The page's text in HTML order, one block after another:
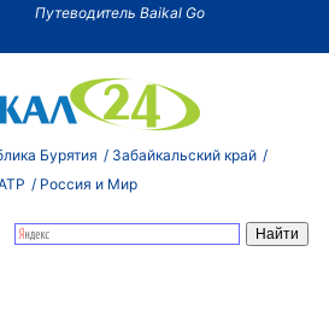
Путеводитель Baikal Go
Бурятия
Забайкальский край
Россия и Мир